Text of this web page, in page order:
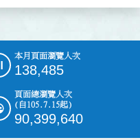
本月頁面瀏覽人次
138,485
頁面總瀏覽人次
(自105.7.15起)
90,399,640